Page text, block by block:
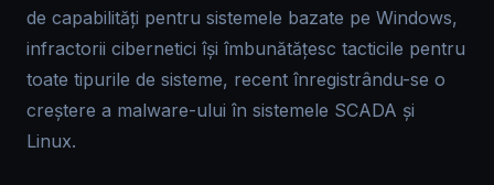
de capabilități pentru sistemele bazate pe Windows,
infractorii cibernetici își îmbunătățesc tacticile pentru
toate tipurile de sisteme, recent înregistrându-se o
creștere a malware-ului în sistemele SCADA și
Linux.